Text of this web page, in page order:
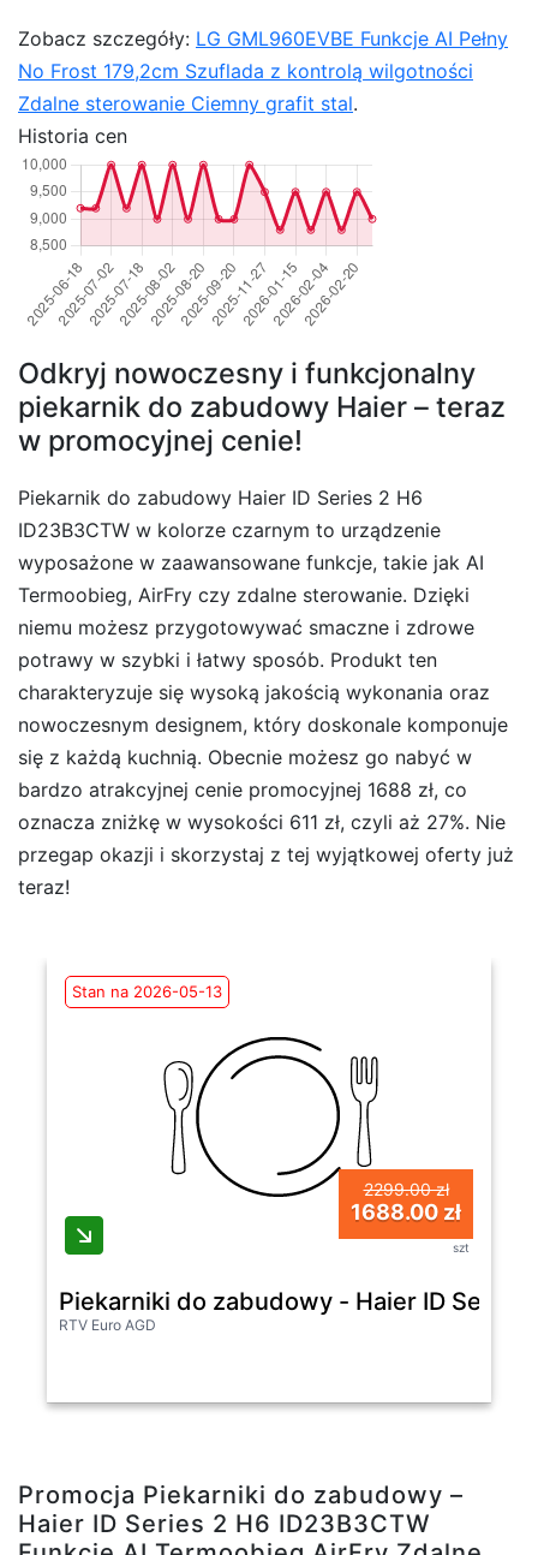
Zobacz szczegóły: LG GML960EVBE Funkcje AI Pełny
No Frost 179,2cm Szuflada z kontrolą wilgotności
Zdalne sterowanie Ciemny grafit stal.
Historia cen
Odkryj nowoczesny i funkcjonalny
piekarnik do zabudowy Haier – teraz
w promocyjnej cenie!
Piekarnik do zabudowy Haier ID Series 2 H6
ID23B3CTW w kolorze czarnym to urządzenie
wyposażone w zaawansowane funkcje, takie jak AI
Termoobieg, AirFry czy zdalne sterowanie. Dzięki
niemu możesz przygotowywać smaczne i zdrowe
potrawy w szybki i łatwy sposób. Produkt ten
charakteryzuje się wysoką jakością wykonania oraz
nowoczesnym designem, który doskonale komponuje
się z każdą kuchnią. Obecnie możesz go nabyć w
bardzo atrakcyjnej cenie promocyjnej 1688 zł, co
oznacza zniżkę w wysokości 611 zł, czyli aż 27%. Nie
przegap okazji i skorzystaj z tej wyjątkowej oferty już
teraz!
Stan na 2026-05-13
2299.00 zł
1688.00 zł
szt
Piekarniki do zabudowy - Haier ID
RTV Euro AGD
Promocja Piekarniki do zabudowy –
Haier ID Series 2 H6 ID23B3CTW